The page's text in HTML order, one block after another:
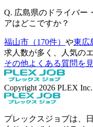
Q. 広島県のドライバー
アはどこですか？
福山市（170件） や東広
求人数が多く、人気の
その他よくある質問を
Copyright 2026 PLEX Inc.
プレックスジョブは、